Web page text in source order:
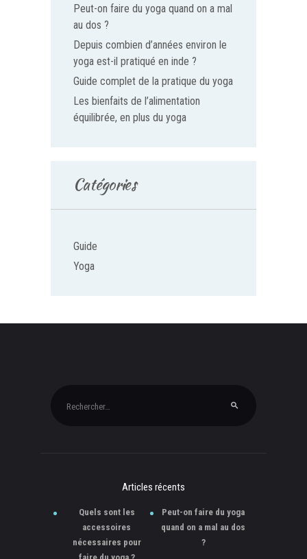
Peut-on faire du yoga quand on a mal
au dos ?
Depuis combien d’années environ le
yoga est-il pratiqué en inde ?
Guide complet de la pratique du yoga
Les bienfaits de l’alimentation
équilibrée, en plus du yoga
Catégories
Guide
Yoga
Articles récents
Quels sont les
accessoires
nécessaires pour
Peut-on faire du yoga
quand on a mal au dos
?